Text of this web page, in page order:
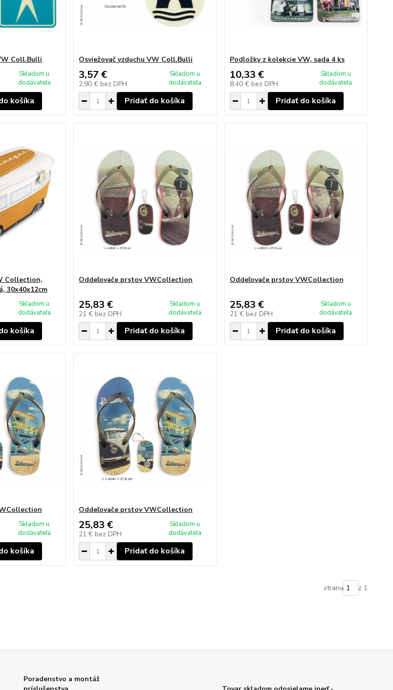
Coll.Bulli
Skladom u
dodávateľa
košíka
Osviežovač vzduchu VW Coll.Bulli
3,57 €
2,90 € bez DPH
Skladom u
dodávateľa
Pridať do košíka
Podložky z kolekcie VW, sada 4 ks
10,33 €
8,40 € bez DPH
Skladom u
dodávateľa
Pridať do košíka
Collection,
30x40x12cm
Skladom u
dodávateľa
košíka
Oddeľovače prstov VWCollection
25,83 €
21 € bez DPH
Skladom u
dodávateľa
Pridať do košíka
Oddeľovače prstov VWCollection
25,83 €
21 € bez DPH
Skladom u
dodávateľa
Pridať do košíka
Skladom u
dodávateľa
košíka
Oddeľovače prstov VWCollection
25,83 €
21 € bez DPH
Skladom u
dodávateľa
Pridať do košíka
strana z 1
Poradenstvo a montáž